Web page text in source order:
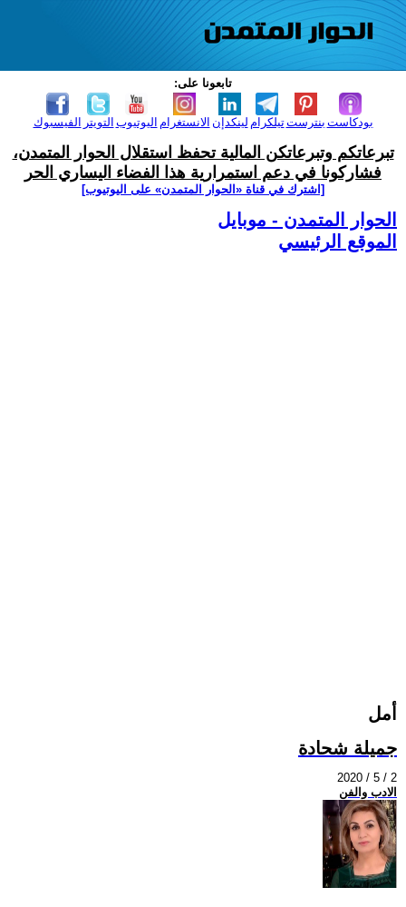
تابعونا على:
الفيسبوك التويتر اليوتيوب الانستغرام لينكدإن تيلكرامبنترست بودكاست
تبرعاتكم وتبرعاتكن المالية تحفظ استقلال الحوار المتمدن،
فشاركونا في دعم استمرارية هذا الفضاء اليساري الحر
[اشترك في قناة ‫«الحوار المتمدن» على اليوتيوب]
الحوار المتمدن - موبايل
الموقع الرئيسي
أمل
جميلة شحادة
2020 / 5 / 2
الادب والفن